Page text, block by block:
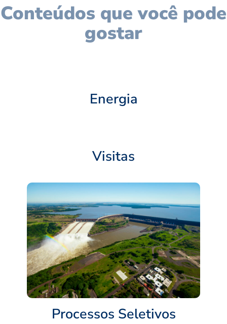
Conteúdos que você pode
gostar
Energia
Visitas
Processos Seletivos